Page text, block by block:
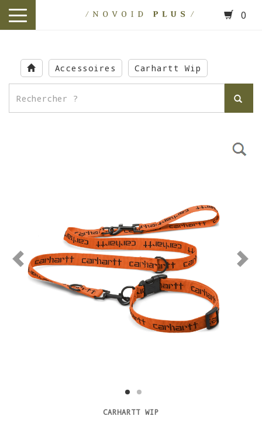
main
content
toggle
0
Accessoires Carhartt Wip
CARHARTT WIP